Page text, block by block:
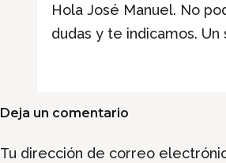
Hola José Manuel. No
dudas y te indicamos. Un
Deja un comentario
Tu dirección de correo